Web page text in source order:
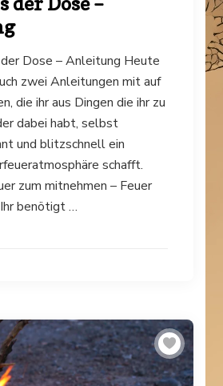
der Dose – Anleitung Heute
zwei Anleitungen mit auf
die ihr aus Dingen die ihr zu
dabei habt, selbst
und blitzschnell ein
schafft.
zum mitnehmen – Feuer
benötigt …